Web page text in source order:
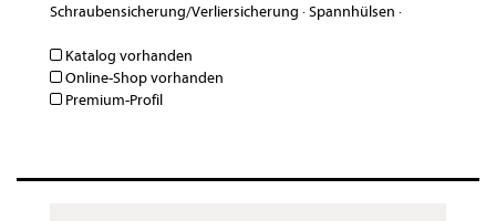
Schraubensicherung/Verliersicherung ·Spannhülsen ·
Katalog vorhanden
Online-Shop vorhanden
Premium-Profil